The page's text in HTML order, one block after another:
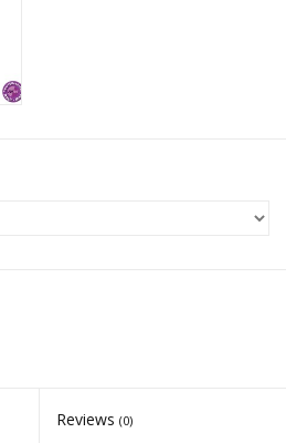
Reviews (0)